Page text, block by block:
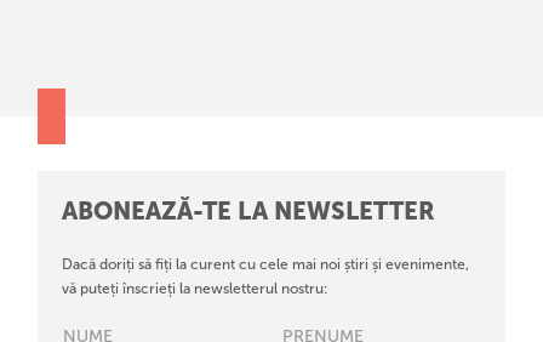
ABONEAZĂ-TE LA NEWSLETTER
Dacă doriți să fiți la curent cu cele mai noi știri și evenimente,
vă puteți înscrieți la newsletterul nostru: